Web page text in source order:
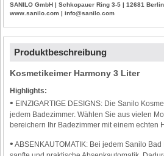
SANILO GmbH | Schkopauer Ring 3-5 | 12681
www.sanilo.com | info@sanilo.com
Produktbeschreibung
Kosmetikeimer Harmony 3 Liter
Highlights:
• EINZIGARTIGE DESIGNS: Die Sanilo
jedem Badezimmer. Wählen Sie aus vielen
bereichern Ihr Badezimmer mit einem echten
• ABSENKAUTOMATIK: Bei jedem Sanilo